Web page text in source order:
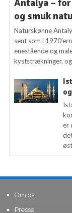
Antalya –
og smuk
Naturskønne
sent som i
enestående og
kyststrækninger,
er
Om os
Presse